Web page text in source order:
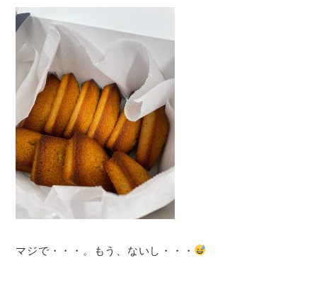
マジで・・・。もう、ないし・・・